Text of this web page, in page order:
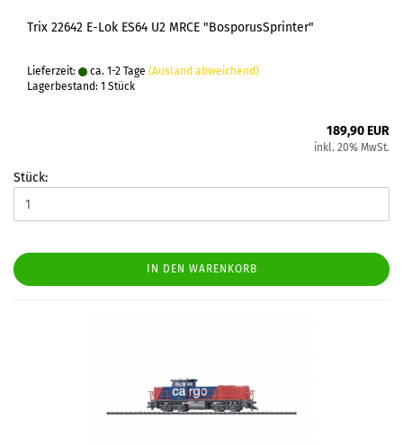
Trix 22642 E-Lok ES64 U2 MRCE "BosporusSprinter"
Lieferzeit: ca. 1-2 Tage (Ausland abweichend)
Lagerbestand: 1 Stück
189,90 EUR
inkl. 20% MwSt.
Stück:
IN DEN WARENKORB